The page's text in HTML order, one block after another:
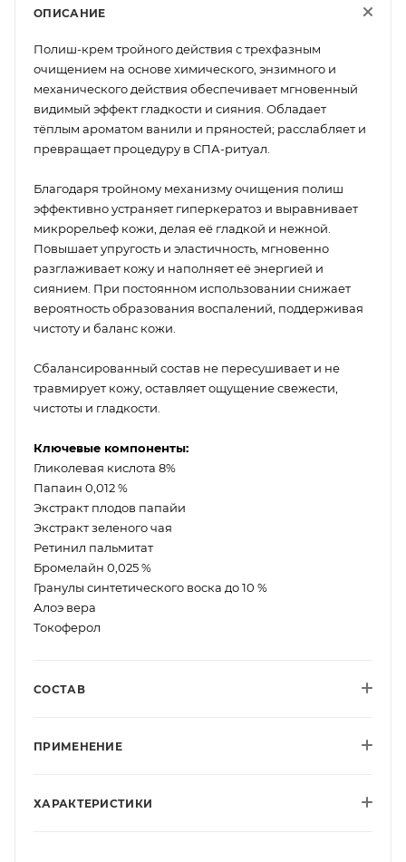
ОПИСАНИЕ
Полиш-крем тройного действия с трехфазным
очищением на основе химического, энзимного и
механического действия обеспечивает мгновенный
видимый эффект гладкости и сияния. Обладает
тёплым ароматом ванили и пряностей; расслабляет и
превращает процедуру в СПА-ритуал.
Благодаря тройному механизму очищения полиш
эффективно устраняет гиперкератоз и выравнивает
микрорельеф кожи, делая её гладкой и нежной.
Повышает упругость и эластичность, мгновенно
разглаживает кожу и наполняет её энергией и
сиянием. При постоянном использовании снижает
вероятность образования воспалений, поддерживая
чистоту и баланс кожи.
Сбалансированный состав не пересушивает и не
травмирует кожу, оставляет ощущение свежести,
чистоты и гладкости.
Ключевые компоненты:
Гликолевая кислота 8%
Папаин 0,012 %
Экстракт плодов папайи
Экстракт зеленого чая
Ретинил пальмитат
Бромелайн 0,025 %
Гранулы синтетического воска до 10 %
Алоэ вера
Токоферол
СОСТАВ
ПРИМЕНЕНИЕ
ХАРАКТЕРИСТИКИ